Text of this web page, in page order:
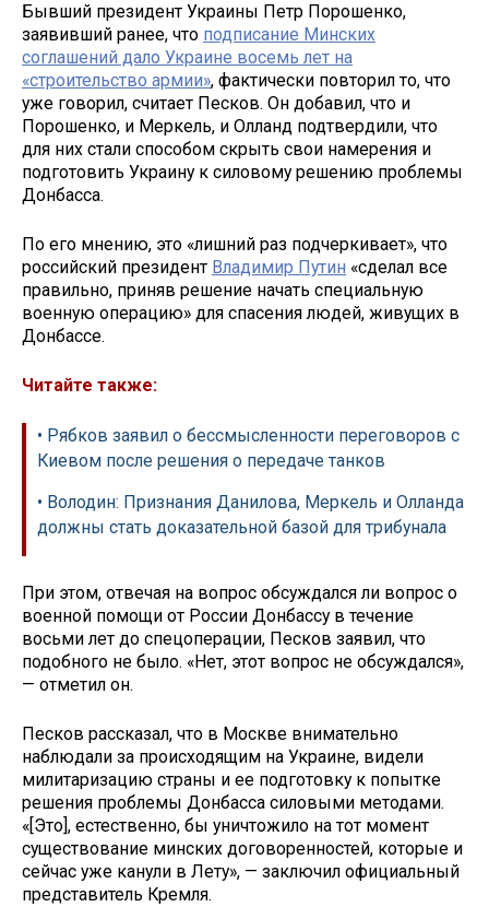
Бывший президент Украины Петр Порошенко,
заявивший ранее, что подписание Минских
соглашений дало Украине восемь лет на
«строительство армии», фактически повторил то, что
уже говорил, считает Песков. Он добавил, что и
Порошенко, и Меркель, и Олланд подтвердили, что
для них стали способом скрыть свои намерения и
подготовить Украину к силовому решению проблемы
Донбасса.
По его мнению, это «лишний раз подчеркивает», что
российский президент Владимир Путин «сделал все
правильно, приняв решение начать специальную
военную операцию» для спасения людей, живущих в
Донбассе.
Читайте также:
• Рябков заявил о бессмысленности переговоров с
Киевом после решения о передаче танков
• Володин: Признания Данилова, Меркель и Олланда
должны стать доказательной базой для трибунала
При этом, отвечая на вопрос обсуждался ли вопрос о
военной помощи от России Донбассу в течение
восьми лет до спецоперации, Песков заявил, что
подобного не было. «Нет, этот вопрос не обсуждался»,
— отметил он.
Песков рассказал, что в Москве внимательно
наблюдали за происходящим на Украине, видели
милитаризацию страны и ее подготовку к попытке
решения проблемы Донбасса силовыми методами.
«[Это], естественно, бы уничтожило на тот момент
существование минских договоренностей, которые и
сейчас уже канули в Лету», — заключил официальный
представитель Кремля.